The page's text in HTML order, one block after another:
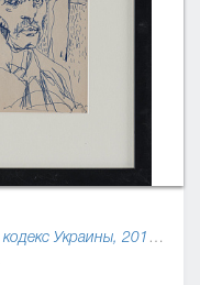
"Угроза убийством" ("Криминальный кодекс Украины, 2016"), 2015